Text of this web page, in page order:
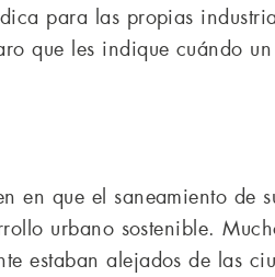
para las propias
que les indique cuándo
que el saneamiento de
urbano sostenible.
estaban alejados de las